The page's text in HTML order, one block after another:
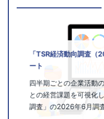
「TSR経済動向調査
ート
四半期ごとの企業活動
との経営課題を可視化
調査」の2026年6月調